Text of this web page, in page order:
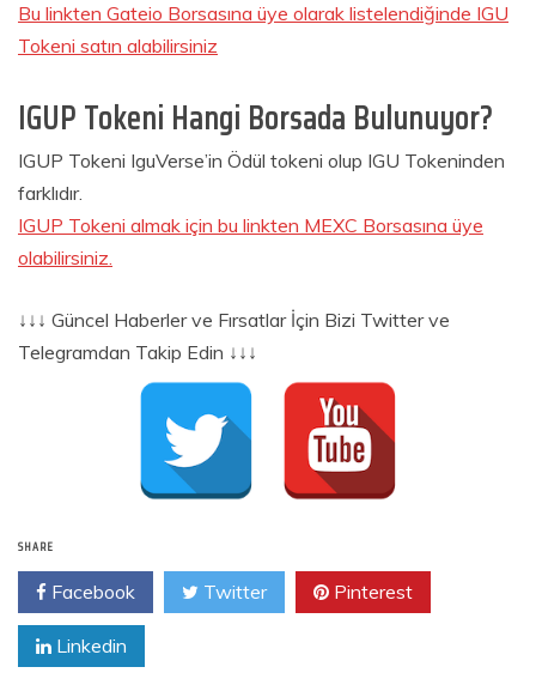
Bu linkten Gateio Borsasına üye olarak listelendiğinde IGU
Tokeni satın alabilirsiniz
IGUP Tokeni Hangi Borsada Bulunuyor?
IGUP Tokeni IguVerse’in Ödül tokeni olup IGU Tokeninden
farklıdır.
IGUP Tokeni almak için bu linkten MEXC Borsasına üye
olabilirsiniz.
↓↓↓ Güncel Haberler ve Fırsatlar İçin Bizi Twitter ve
Telegramdan Takip Edin ↓↓↓
SHARE
Facebook Twitter Pinterest
Linkedin